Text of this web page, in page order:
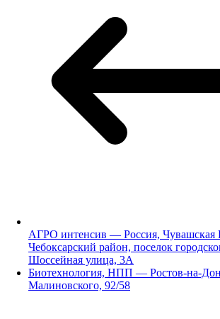
АГРО интенсив — Россия, Чувашская
Чебоксарский район, поселок
Шоссейная улица, 3А
Биотехнология, НПП — Ростов-на-
Малиновского, 92/58